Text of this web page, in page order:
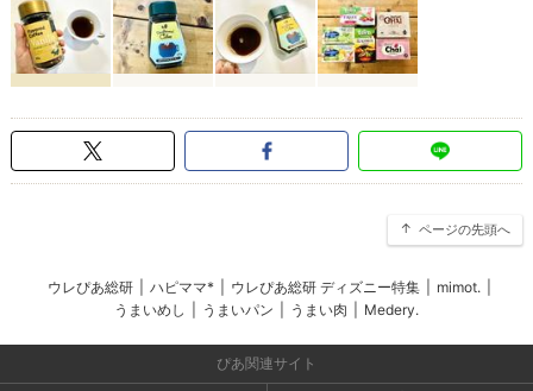
ページの先頭へ
ウレぴあ総研 ハピママ* ウレぴあ総研 ディズニー特集 mimot.
うまいめし
うまいパン うまい肉 Medery.
ぴあ関連サイト